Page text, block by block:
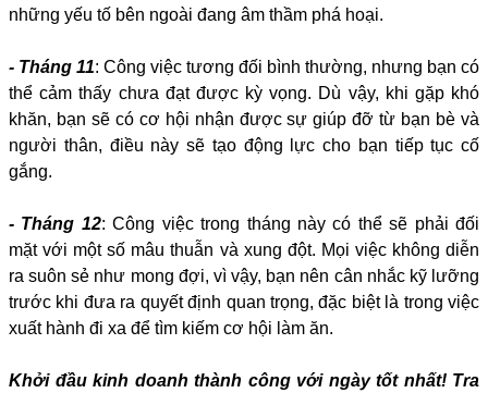
những yếu tố bên ngoài đang âm thầm phá hoại.
- Tháng 11: Công việc tương đối bình thường, nhưng bạn có
thể cảm thấy chưa đạt được kỳ vọng. Dù vậy, khi gặp khó
khăn, bạn sẽ có cơ hội nhận được sự giúp đỡ từ bạn bè và
người thân, điều này sẽ tạo động lực cho bạn tiếp tục cố
gắng.
- Tháng 12: Công việc trong tháng này có thể sẽ phải đối
mặt với một số mâu thuẫn và xung đột. Mọi việc không diễn
ra suôn sẻ như mong đợi, vì vậy, bạn nên cân nhắc kỹ lưỡng
trước khi đưa ra quyết định quan trọng, đặc biệt là trong việc
xuất hành đi xa để tìm kiếm cơ hội làm ăn.
Khởi đầu kinh doanh thành công với ngày tốt nhất! Tra